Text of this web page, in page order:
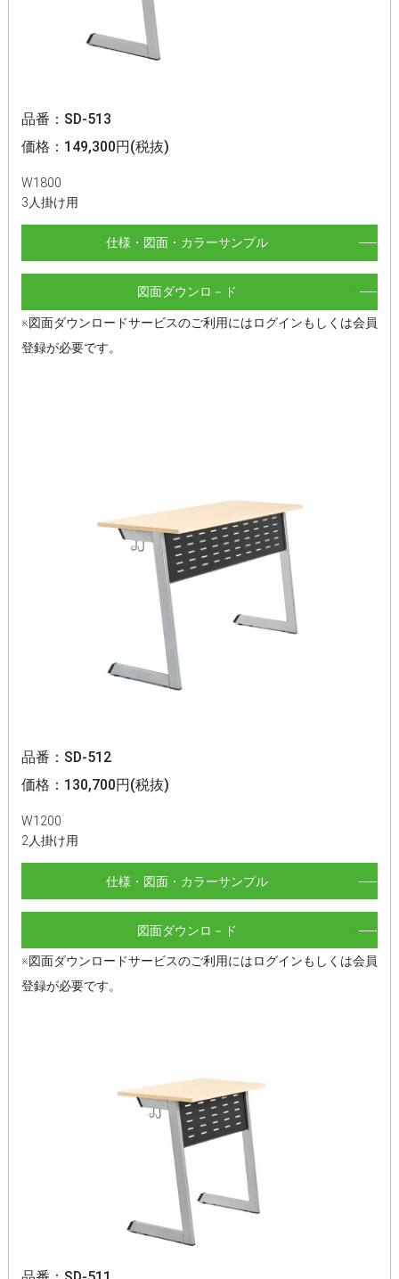
品番：SD-513
価格：149,300円(税抜)
W1800
3人掛け用
仕様・図面・カラーサンプル
図面ダウンロ－ド
※図面ダウンロードサービスのご利用にはログインもしくは会員
登録が必要です。
品番：SD-512
価格：130,700円(税抜)
W1200
2人掛け用
仕様・図面・カラーサンプル
図面ダウンロ－ド
※図面ダウンロードサービスのご利用にはログインもしくは会員
登録が必要です。